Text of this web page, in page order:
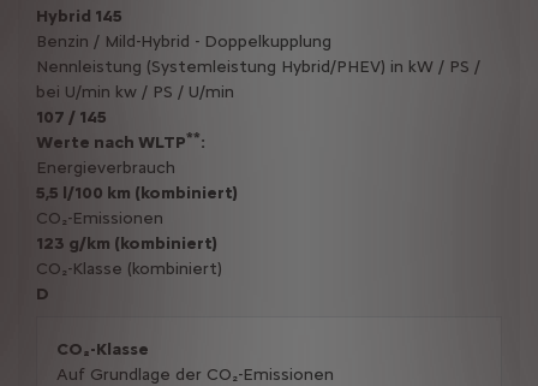
Hybrid 145
Benzin / Mild-Hybrid - Doppelkupplung
Nennleistung (Systemleistung Hybrid/PHEV) in kW / PS /
bei U/min kw / PS / U/min
107 / 145
Werte nach WLTP**:
Energieverbrauch
5,5 l/100 km (kombiniert)
CO₂-Emissionen
123 g/km (kombiniert)
CO₂-Klasse (kombiniert)
D
CO₂-Klasse
Auf Grundlage der CO₂-Emissionen